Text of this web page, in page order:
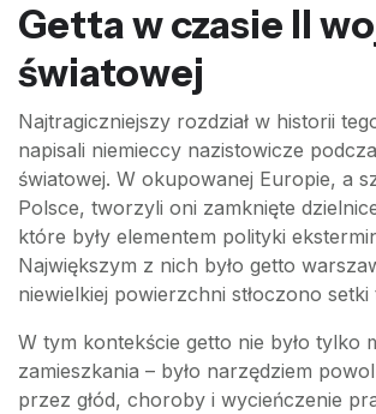
Getta w czasie II
światowej
Najtragiczniejszy rozdział w historii
napisali niemieccy nazistowicze
światowej. W okupowanej Europie, a
Polsce, tworzyli oni zamknięte
które były elementem polityki
Największym z nich było getto
niewielkiej powierzchni stłoczono setki
W tym kontekście getto nie było tylko
zamieszkania – było narzędziem
przez głód, choroby i wycieńczenie